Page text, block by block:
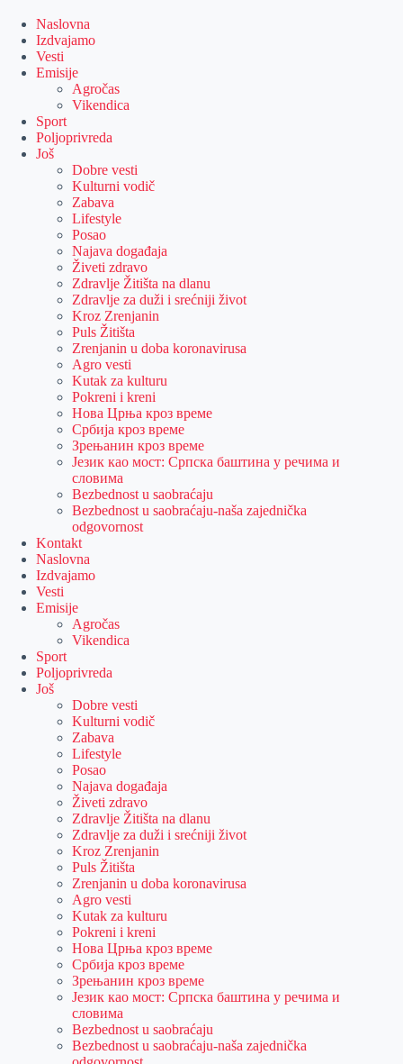
content
Naslovna
Izdvajamo
Vesti
Emisije
Agročas
Vikendica
Sport
Poljoprivreda
Još
Dobre vesti
Kulturni vodič
Zabava
Lifestyle
Posao
Najava događaja
Živeti zdravo
Zdravlje Žitišta na dlanu
Zdravlje za duži i srećniji život
Kroz Zrenjanin
Puls Žitišta
Zrenjanin u doba koronavirusa
Agro vesti
Kutak za kulturu
Pokreni i kreni
Нова Црња кроз време
Србија кроз време
Зрењанин кроз време
Језик као мост: Српска баштина у речима и
словима
Bezbednost u saobraćaju
Bezbednost u saobraćaju-naša zajednička
odgovornost
Kontakt
Naslovna
Izdvajamo
Vesti
Emisije
Agročas
Vikendica
Sport
Poljoprivreda
Još
Dobre vesti
Kulturni vodič
Zabava
Lifestyle
Posao
Najava događaja
Živeti zdravo
Zdravlje Žitišta na dlanu
Zdravlje za duži i srećniji život
Kroz Zrenjanin
Puls Žitišta
Zrenjanin u doba koronavirusa
Agro vesti
Kutak za kulturu
Pokreni i kreni
Нова Црња кроз време
Србија кроз време
Зрењанин кроз време
Језик као мост: Српска баштина у речима и
словима
Bezbednost u saobraćaju
Bezbednost u saobraćaju-naša zajednička